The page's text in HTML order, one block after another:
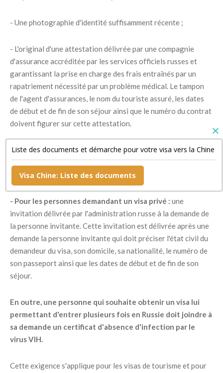
- Une photographie d'identité suffisamment récente ;
- L'original d'une attestation délivrée par une compagnie
d'assurance accréditée par les services officiels russes et
garantissant la prise en charge des frais entraînés par un
rapatriement nécessité par un problème médical. Le tampon
de l'agent d'assurances, le nom du touriste assuré, les dates
de début et de fin de son séjour ainsi que le numéro du contrat
doivent figurer sur cette attestation.
- Un document confirmant la réservation de sa chambre
d'hôtel si son séjour est bref ainsi qu'une copie de son billet de
retour ;
- Pour les personnes demandant un visa privé : une
invitation délivrée par l'administration russe à la demande de
la personne invitante. Cette invitation est délivrée après une
demande la personne invitante qui doit préciser l'état civil du
demandeur du visa, son domicile, sa nationalité, le numéro de
son passeport ainsi que les dates de début et de fin de son
séjour.
En outre, une personne qui souhaite obtenir un visa lui
permettant d'entrer plusieurs fois en Russie doit joindre à
sa demande un certificat d'absence d'infection par le
virus VIH.
Cette exigence s'applique pour les visas de tourisme et pour
Liste des documents et démarche pour votre visa vers la Chine
Visa Chine: Liste des documents